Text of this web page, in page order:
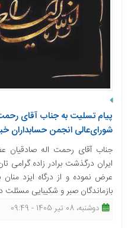
پیام تسلیت به جناب آقای
شورای‌عالی انجمن حسابداران
جناب آقای رحمت اله صادقیان
ایران درگذشت برادر زاده گرامی
عرض نموده و از درگاه ایزد
بازماندگان صبر و شکیبایی
دوشنبه، 08 تیر 1405 - 09:49